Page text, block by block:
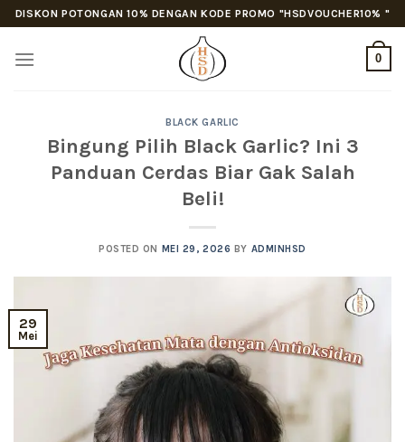
Skip
to
content
DISKON POTONGAN 10% DENGAN KODE PROMO "HSDVOUCHER10% "
0
BLACK GARLIC
Bingung Pilih Black Garlic? Ini 3
Panduan Cerdas Biar Gak Salah
Beli!
POSTED ON MEI 29, 2026 BY ADMINHSD
29
Mei